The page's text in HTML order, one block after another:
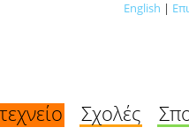
English |
Σχολές